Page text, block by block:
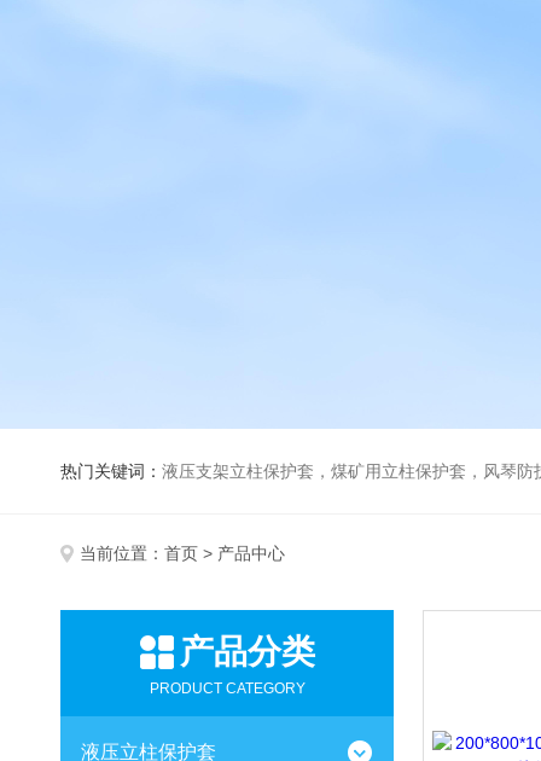
热门关键词： 液压支架立柱保护套，煤矿用立柱保护套，风琴
当前位置： 首页 > 产品中心
产品分类
PRODUCT CATEGORY
液压立柱保护套